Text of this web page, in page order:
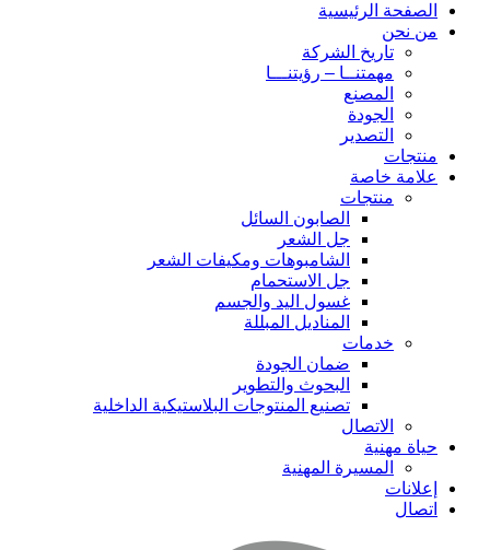
الصفحة الرئيسية
من نحن
تاريخ الشركة
مهمتنــا – رؤيتنـــا
المصنع
الجودة
التصدير
منتجات
علامة خاصة
منتجات
الصابون السائل
جل الشعر
الشامبوهات ومكيفات الشعر
جل الاستحمام
غسول اليد والجسم
المناديل المبللة
خدمات
ضمان الجودة
البحوث والتطوير
تصنيع المنتوجات البلاستيكية الداخلية
الاتصال
حياة مهنية
المسيرة المهنية
إعلانات
اتصال